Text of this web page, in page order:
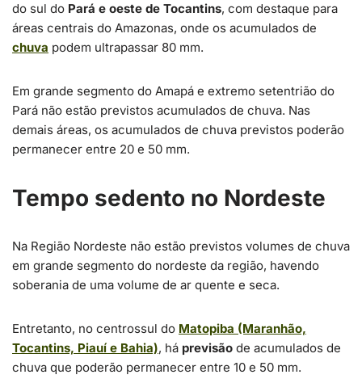
do sul do Pará e oeste de Tocantins, com destaque para
áreas centrais do Amazonas, onde os acumulados de
chuva podem ultrapassar 80 mm.
Em grande segmento do Amapá e extremo setentrião do
Pará não estão previstos acumulados de chuva. Nas
demais áreas, os acumulados de chuva previstos poderão
permanecer entre 20 e 50 mm.
Tempo sedento no Nordeste
Na Região Nordeste não estão previstos volumes de chuva
em grande segmento do nordeste da região, havendo
soberania de uma volume de ar quente e seca.
Entretanto, no centrossul do Matopiba (Maranhão,
Tocantins, Piauí e Bahia), há previsão de acumulados de
chuva que poderão permanecer entre 10 e 50 mm.